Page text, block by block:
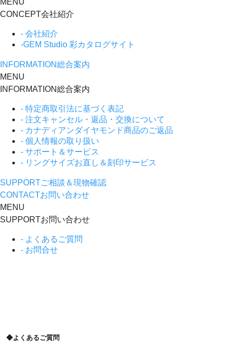
MENU
CONCEPT会社紹介
- 会社紹介
-GEM Studio 彩カタログサイト
INFORMATION総合案内
MENU
INFORMATION総合案内
- 特定商取引法に基づく表記
- 注文キャンセル・返品・交換について
- カナディアンダイヤモンド商品のご返品
- 個人情報の取り扱い
- サポート＆サービス
- リングサイズお直し＆刻印サービス
SUPPORTご相談＆現物確認
CONTACTお問い合わせ
MENU
SUPPORTお問い合わせ
- よくあるご質問
- お問合せ
◆よくあるご質問